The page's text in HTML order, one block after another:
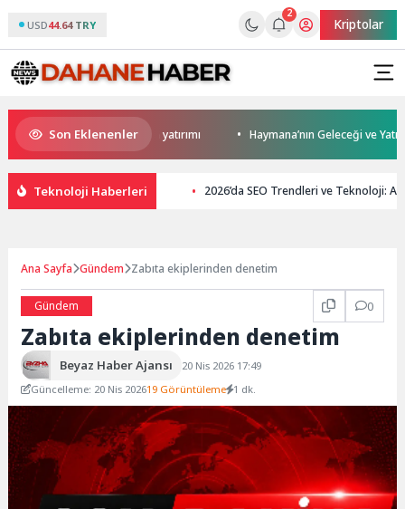
USD44.64 TRY
2
Kriptolar
Son Eklenenler
Darıca’ya modern ulaşım yatırımı Haymana’nın Geleceği ve
Teknoloji Haberleri 2026’da SEO Trendleri ve Teknoloji:
Ana Sayfa Gündem Zabıta ekiplerinden denetim
Gündem 0
Zabıta ekiplerinden denetim
Beyaz Haber Ajansı
20 Nis 2026 17:49
Güncelleme: 20 Nis 202619 Görüntüleme 1 dk.